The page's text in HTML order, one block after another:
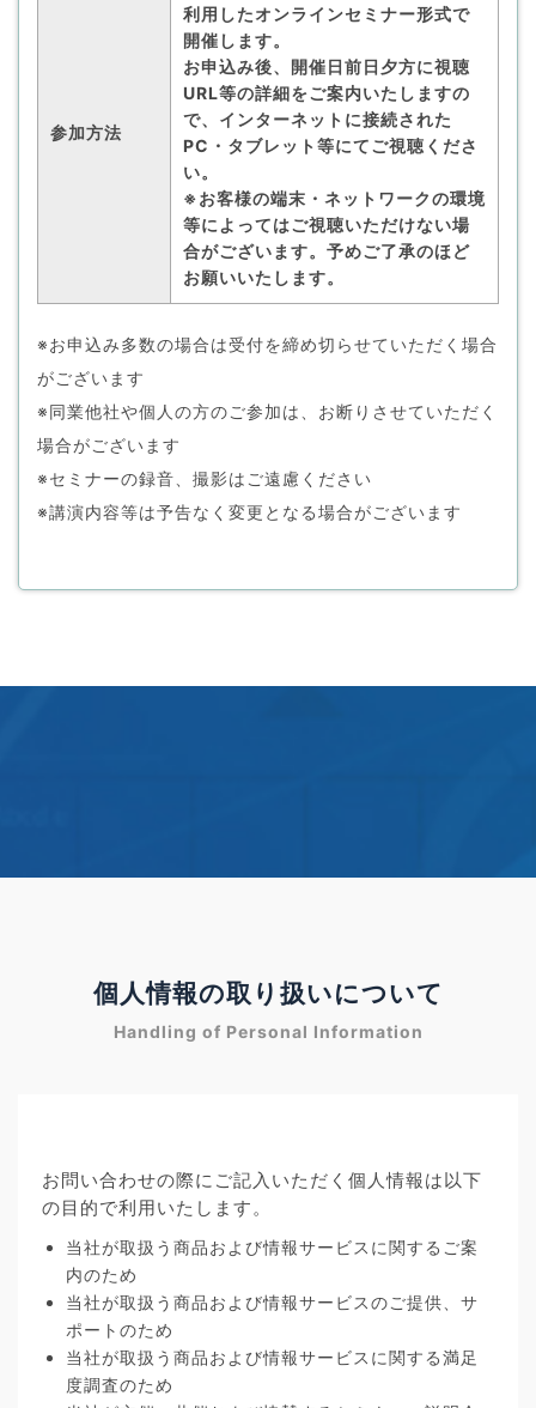
参加方法
利用したオンラインセミナー形式で
開催します。
お申込み後、開催日前日夕方に視聴
URL等の詳細をご案内いたしますの
で、インターネットに接続された
PC・タブレット等にてご視聴くださ
い。
※お客様の端末・ネットワークの環境
等によってはご視聴いただけない場
合がございます。予めご了承のほど
お願いいたします。
※お申込み多数の場合は受付を締め切らせていただく場合
がございます
※同業他社や個人の方のご参加は、お断りさせていただく
場合がございます
※セミナーの録音、撮影はご遠慮ください
※講演内容等は予告なく変更となる場合がございます
個人情報の取り扱いについて
Handling of Personal Information
お問い合わせの際にご記入いただく個人情報は以下
の目的で利用いたします。
当社が取扱う商品および情報サービスに関するご案
内のため
当社が取扱う商品および情報サービスのご提供、サ
ポートのため
当社が取扱う商品および情報サービスに関する満足
度調査のため